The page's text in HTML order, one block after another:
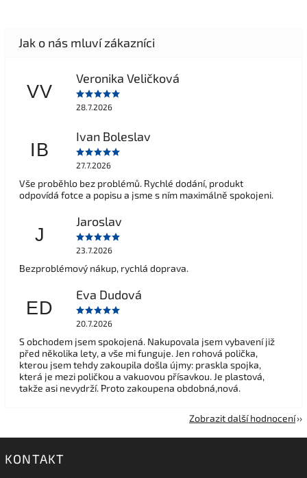
VV
Veronika Veličková
28.7.2026
IB
Ivan Boleslav
27.7.2026
Vše proběhlo bez problémů. Rychlé dodání, produkt
odpovídá fotce a popisu a jsme s ním maximálně spokojeni.
J
Jaroslav
23.7.2026
Bezproblémový nákup, rychlá doprava.
ED
Eva Dudová
20.7.2026
S obchodem jsem spokojená. Nakupovala jsem vybavení již
před několika lety, a vše mi funguje. Jen rohová polička,
kterou jsem tehdy zakoupila došla újmy: praskla spojka,
která je mezi poličkou a vakuovou přísavkou. Je plastová,
takže asi nevydrží. Proto zakoupena obdobná,nová.
Zobrazit další hodnocení
KONTAKT